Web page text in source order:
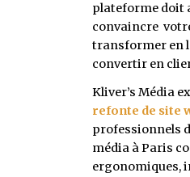
plateforme doit
convaincre
transformer en
convertir en
Kliver’s Média
refonte de site
professionnels
média à Paris
ergonomiques,